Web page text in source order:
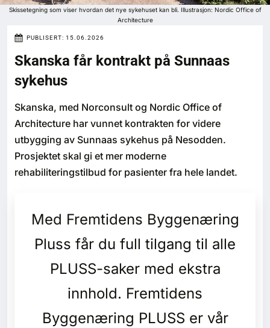
Bygg
Arkitektur
Bærekraft
Digitalisering
Eiendom
Øvrige
Annonsering
Abonnere magasin
Skissetegning som viser hvordan det nye sykehuset kan bli. Illustrasjon: Nordic Office of
Architecture
PUBLISERT: 15.06.2026
Skanska får kontrakt på Sunnaas
sykehus
Skanska, med Norconsult og Nordic Office of
Architecture har vunnet kontrakten for videre
utbygging av Sunnaas sykehus på Nesodden.
Prosjektet skal gi et mer moderne
rehabiliteringstilbud for pasienter fra hele landet.
Med Fremtidens Byggenæring
Pluss får du full tilgang til alle
PLUSS-saker med ekstra
innhold. Fremtidens
Byggenæring PLUSS er vår